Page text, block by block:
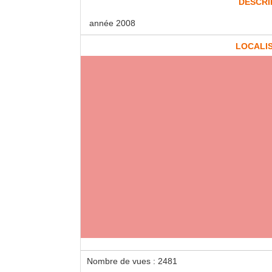
année 2008
Nombre de vues : 2481